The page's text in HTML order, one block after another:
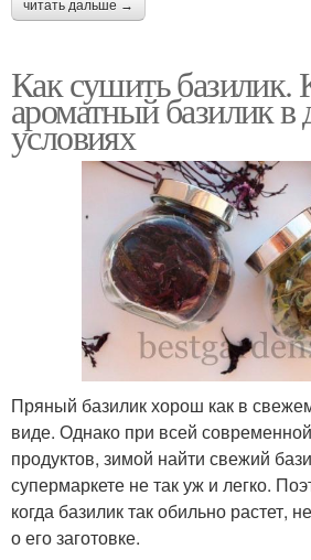
читать дальше →
Как сушить базилик.
ароматный базилик
условиях
Пряный базилик хорош как в
виде. Однако при всей
продуктов, зимой найти свежий
супермаркете не так уж и легко.
когда базилик так обильно растет,
о его заготовке.